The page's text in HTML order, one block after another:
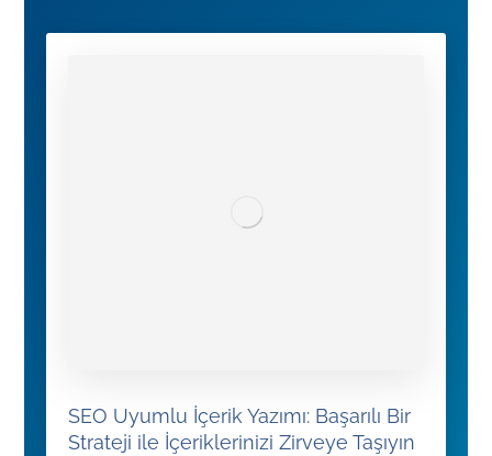
SEO Uyumlu İçerik Yazımı: Başarılı Bir
Strateji ile İçeriklerinizi Zirveye Taşıyın